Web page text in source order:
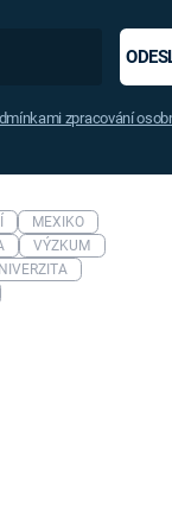
zpracování
MEXIKO
VÝZKUM